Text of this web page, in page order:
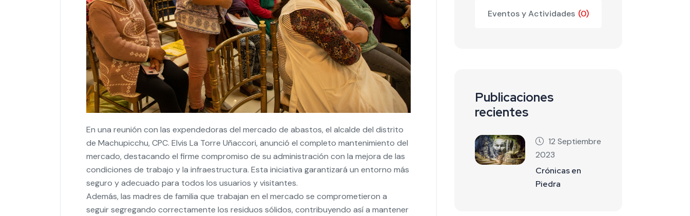
En una reunión con las expendedoras del mercado de abastos, el alcalde del distrito
de Machupicchu, CPC. Elvis La Torre Uñaccori, anunció el completo mantenimiento del
mercado, destacando el firme compromiso de su administración con la mejora de las
condiciones de trabajo y la infraestructura. Esta iniciativa garantizará un entorno más
seguro y adecuado para todos los usuarios y visitantes.
Además, las madres de familia que trabajan en el mercado se comprometieron a
seguir segregando correctamente los residuos sólidos, contribuyendo así a mantener
limpio el distrito. Este esfuerzo conjunto entre las expendedoras y la municipalidad es
un claro ejemplo de cómo la colaboración puede generar un impacto positivo en la
calidad de vida de los habitantes.
Además, el alcalde La Torre Uñaccori ha manifestado su intención de construir un
Eventos y Actividades (0)
Publicaciones
recientes
12 Septiembre
2023
Crónicas en
Piedra